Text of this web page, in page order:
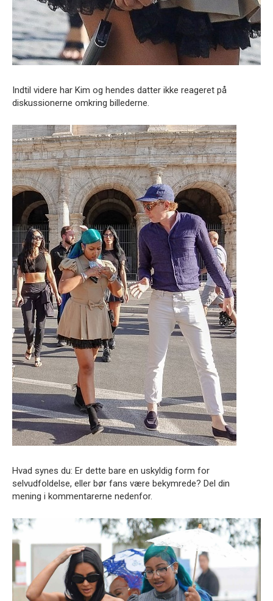
Indtil videre har Kim og hendes datter ikke reageret på
diskussionerne omkring billederne.
Hvad synes du: Er dette bare en uskyldig form for
selvudfoldelse, eller bør fans være bekymrede? Del din
mening i kommentarerne nedenfor.